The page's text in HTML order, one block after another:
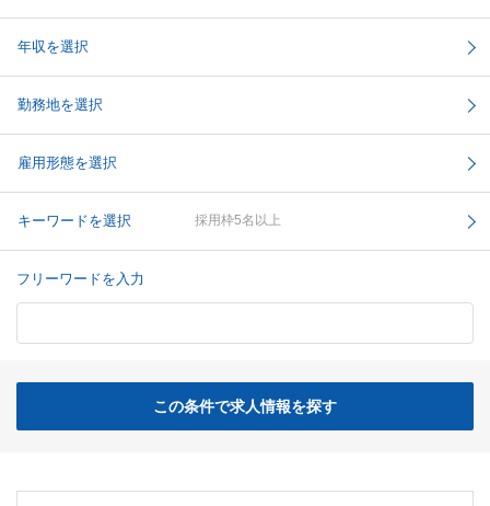
年収を選択
勤務地を選択
雇用形態を選択
キーワードを選択 採用枠5名以上
フリーワードを入力
この条件で求人情報を探す